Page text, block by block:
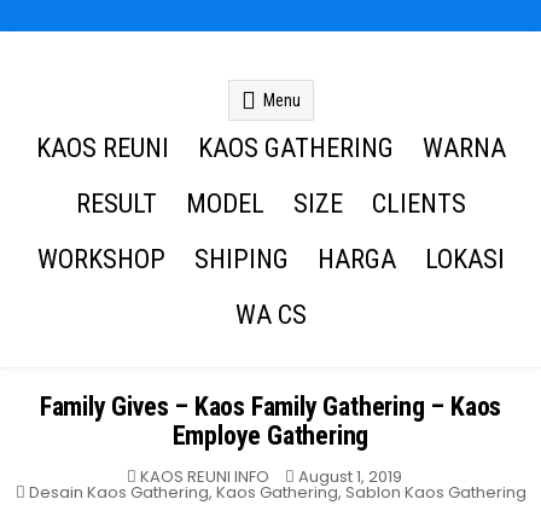
Menu
KAOS REUNI KAOS GATHERING
WARNA
RESULT
MODEL SIZE
CLIENTS
WORKSHOP
SHIPING HARGA
LOKASI
WA CS
Family Gives – Kaos Family Gathering – Kaos
Employe Gathering
KAOS REUNI INFO August 1, 2019
Posted
Desain Kaos Gathering, Kaos Gathering, Sablon Kaos Gathering